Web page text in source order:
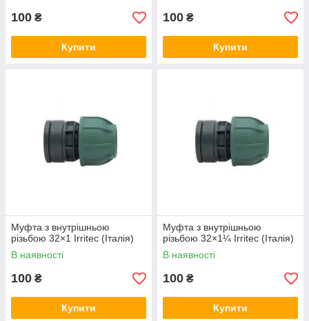
100 ₴
Купити
100 ₴
Купити
Муфта з внутрішньою
різьбою 32×1 Irritec (Італія)
В наявності
100 ₴
Купити
Муфта з внутрішньою
різьбою 32×1¼ Irritec (Італія)
В наявності
100 ₴
Купити